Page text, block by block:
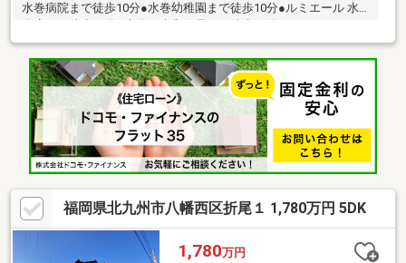
水巻病院まで徒歩10分●水巻幼稚園まで徒歩10分●ルミエール 水
福岡県北九州市八幡西区折尾１ 1,780万円 5DK
1,780万円